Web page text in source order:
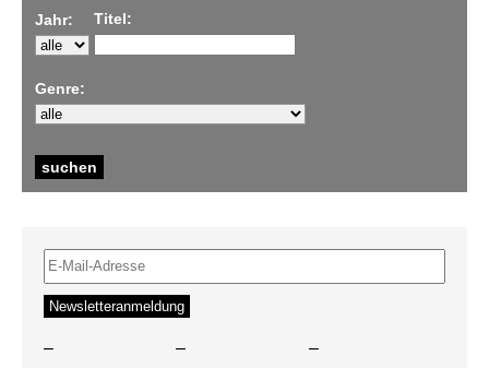
Jahr: Titel:
Genre:
– – –